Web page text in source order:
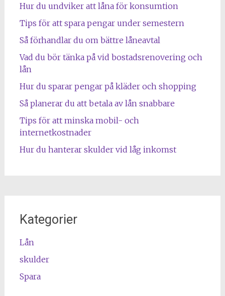
Hur du undviker att låna för konsumtion
Tips för att spara pengar under semestern
Så förhandlar du om bättre låneavtal
Vad du bör tänka på vid bostadsrenovering och
lån
Hur du sparar pengar på kläder och shopping
Så planerar du att betala av lån snabbare
Tips för att minska mobil- och
internetkostnader
Hur du hanterar skulder vid låg inkomst
Kategorier
Lån
skulder
Spara